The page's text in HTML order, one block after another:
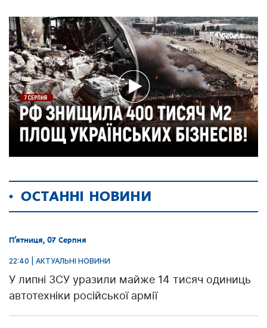
ОСТАННІ НОВИНИ
П’ятниця, 07 Серпня
22:40 | АКТУАЛЬНІ НОВИНИ
У липні ЗСУ уразили майже 14 тисяч одиниць
автотехніки російської армії